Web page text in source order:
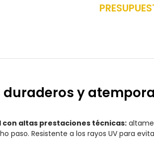
duraderos y
altas prestaciones técnicas:
paso. Resistente a los rayos UV para